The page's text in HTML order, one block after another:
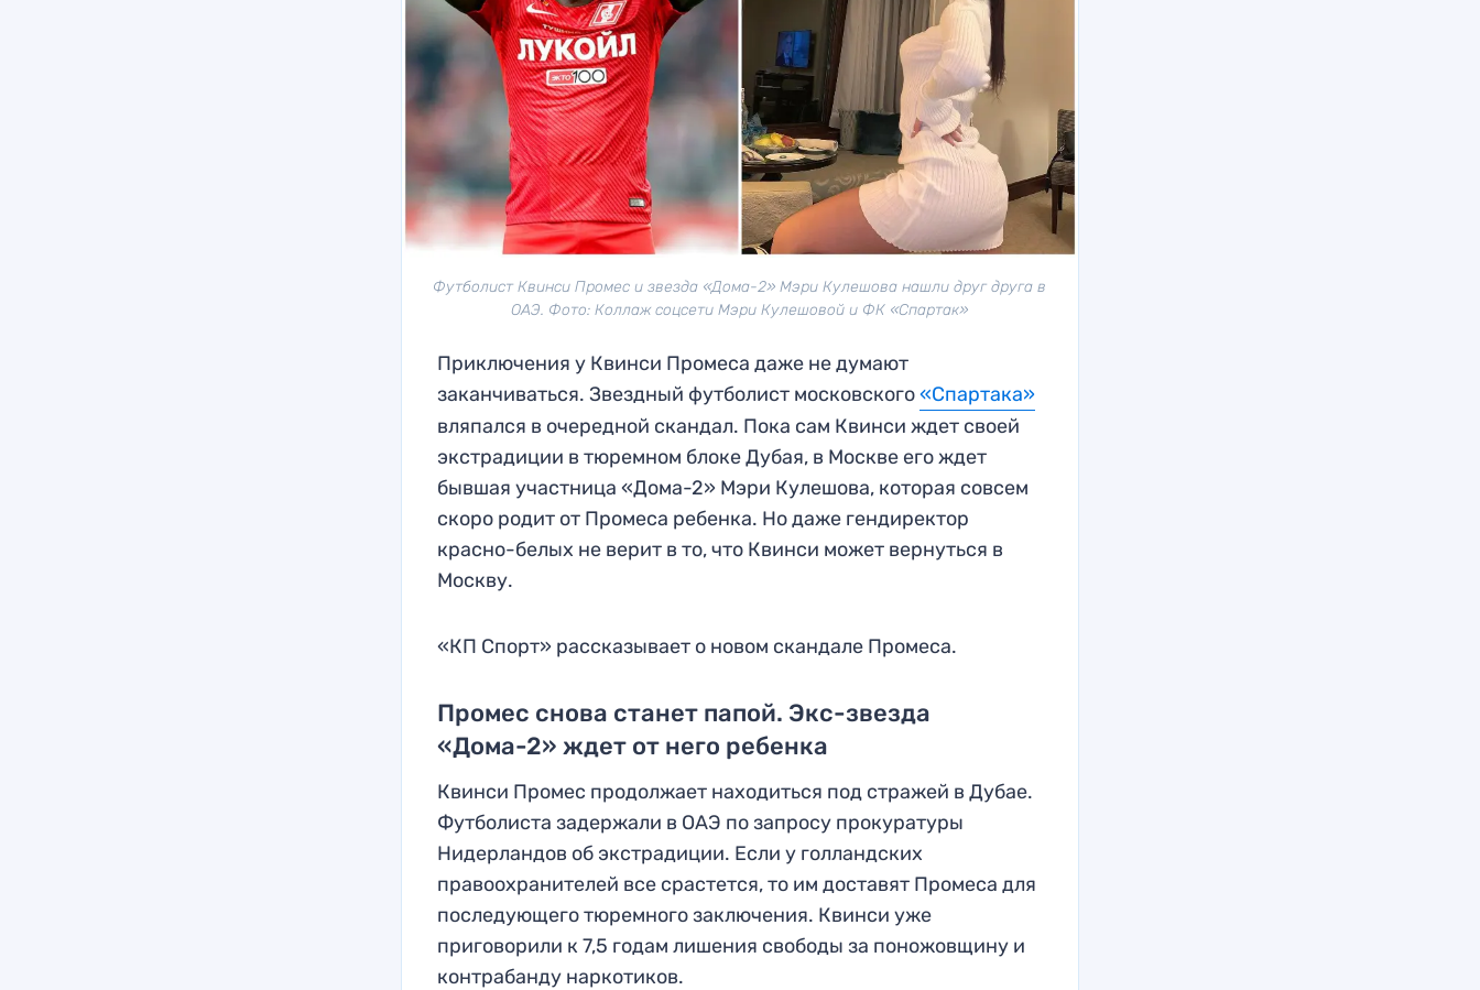
Футболист Квинси Промес и звезда «Дома-2» Мэри Кулешова нашли друг друга в
ОАЭ. Фото: Коллаж соцсети Мэри Кулешовой и ФК «Спартак»
Приключения у Квинси Промеса даже не думают
заканчиваться. Звездный футболист московского«Спартака»
вляпался в очередной скандал. Пока сам Квинси ждет своей
экстрадиции в тюремном блоке Дубая, в Москве его ждет
бывшая участница «Дома-2» Мэри Кулешова, которая совсем
скоро родит от Промеса ребенка. Но даже гендиректор
красно-белых не верит в то, что Квинси может вернуться в
Москву.
«КП Спорт» рассказывает о новом скандале Промеса.
Промес снова станет папой. Экс-звезда
«Дома-2» ждет от него ребенка
Квинси Промес продолжает находиться под стражей в Дубае.
Футболиста задержали в ОАЭ по запросу прокуратуры
Нидерландов об экстрадиции. Если у голландских
правоохранителей все срастется, то им доставят Промеса для
последующего тюремного заключения. Квинси уже
приговорили к 7,5 годам лишения свободы за поножовщину и
контрабанду наркотиков.